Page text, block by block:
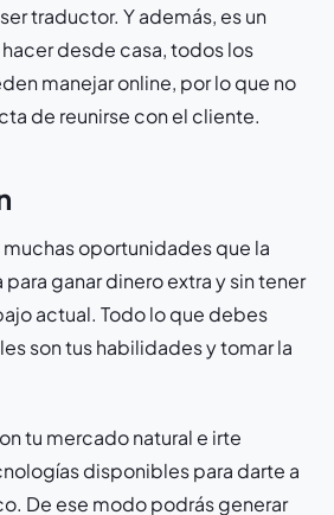
traductor. Y además, es un
desde casa, todos los
manejar online, por lo que no
de reunirse con el cliente.
muchas oportunidades que la
ganar dinero extra y sin tener
actual. Todo lo que debes
son tus habilidades y tomar la
tu mercado natural e irte
disponibles para darte a
De ese modo podrás generar